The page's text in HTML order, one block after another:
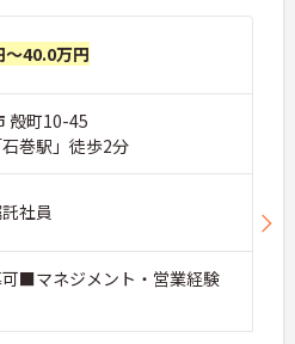
子育て中のスタッフ
に協力し合える社風
法人ならではの手厚
元する過去実績最大
様向けの扶養手当を
職金制度や宿泊費補
厚生制度ツクイPLUS
型をはじめネイルや
性を大切にしながら
～40.0万円
殻町10-45
巻駅」徒歩2分
社員
■マネジメント・営業経験